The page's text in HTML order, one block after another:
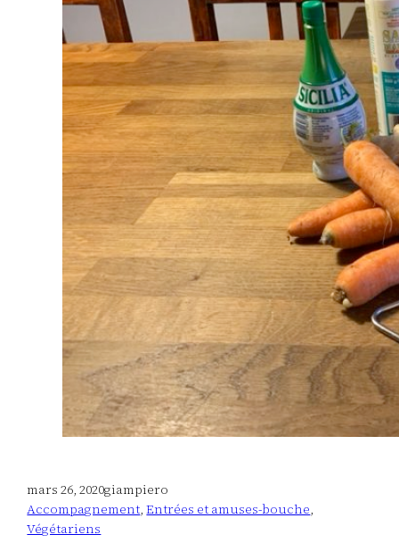
mars 26, 2020giampiero
Accompagnement, Entrées et amuses-bouche
Végétariens